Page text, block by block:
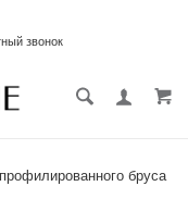
звонок
бруса